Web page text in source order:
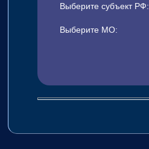
Выберите субъект РФ:
Выберите МО: